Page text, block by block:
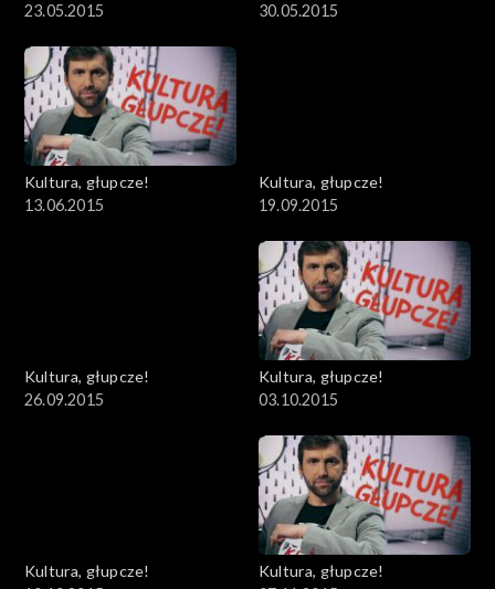
23.05.2015
30.05.2015
Kultura, głupcze!
13.06.2015
Kultura, głupcze!
19.09.2015
Kultura, głupcze!
26.09.2015
Kultura, głupcze!
03.10.2015
Kultura, głupcze!
Kultura, głupcze!